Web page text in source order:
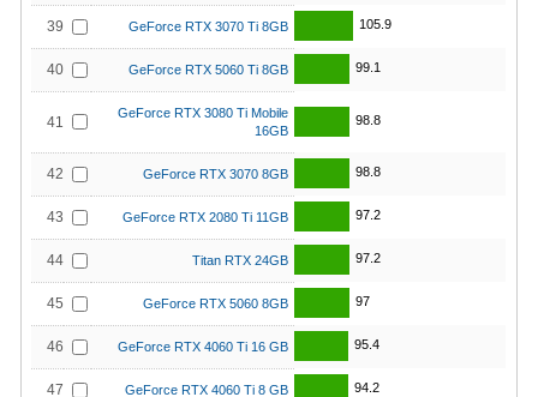
39 GeForce RTX 3070 Ti 8GB 105.9
40 GeForce RTX 5060 Ti 8GB 99.1
41
GeForce RTX 3080 Ti Mobile
16GB
98.8
42 GeForce RTX 3070 8GB 98.8
43 GeForce RTX 2080 Ti 11GB 97.2
44 Titan RTX 24GB 97.2
45 GeForce RTX 5060 8GB 97
46 GeForce RTX 4060 Ti 16 GB 95.4
47 GeForce RTX 4060 Ti 8 GB 94.2